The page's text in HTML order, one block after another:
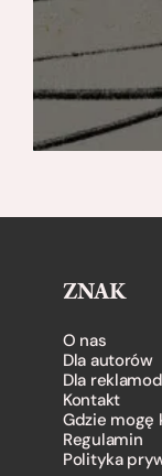
ZNAK
O nas
Dla autorów
Dla
Kontakt
Gdzie mogę
Regulamin
Polityka